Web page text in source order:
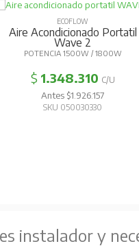
ECOFLOW
Aire Acondicionado Portatil
Wave 2
POTENCIA 1500W / 1800W
$ 1.348.310 C/U
Antes $1.926.157
SKU 050030330
instalador y